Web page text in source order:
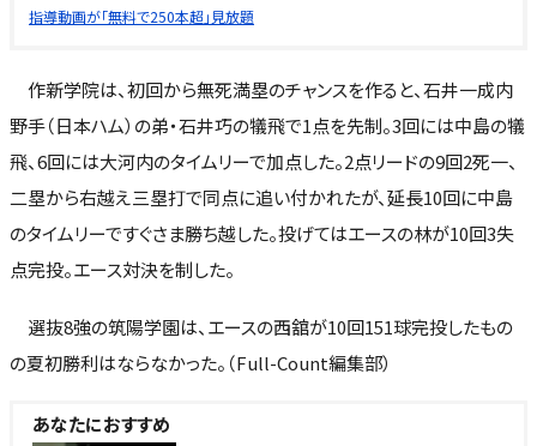
指導動画が「無料で250本超」見放題
作新学院は、初回から無死満塁のチャンスを作ると、石井一成内
野手（日本ハム）の弟・石井巧の犠飛で1点を先制。3回には中島の犠
飛、6回には大河内のタイムリーで加点した。2点リードの9回2死一、
二塁から右越え三塁打で同点に追い付かれたが、延長10回に中島
のタイムリーですぐさま勝ち越した。投げてはエースの林が10回3失
点完投。エース対決を制した。
選抜8強の筑陽学園は、エースの西舘が10回151球完投したもの
の夏初勝利はならなかった。（Full-Count編集部）
あなたにおすすめ